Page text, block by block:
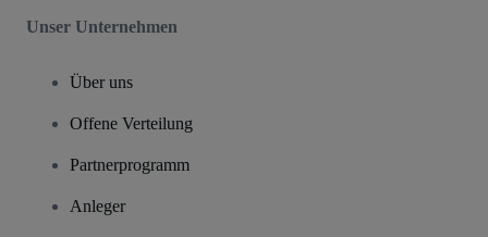
Unser Unternehmen
Über uns
Offene Verteilung
Partnerprogramm
Anleger